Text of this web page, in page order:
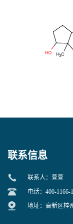
联系信息
联系人：萱萱
电话：400-1166-
地址：高新区梓